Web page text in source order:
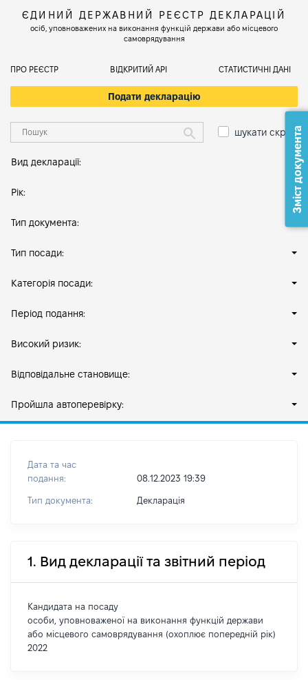
ЄДИНИЙ ДЕРЖАВНИЙ РЕЄСТР ДЕКЛАРАЦІЙ
осіб, уповноважених на виконання функцій держави або місцевого
самоврядування
ПРО РЕЄСТР ВІДКРИТИЙ АРІ СТАТИСТИЧНІ ДАНІ
Подати декларацію
шукати скрізь
Вид декларації:
Рік:
Тип документа:
Тип посади:
Категорія посади:
Період подання:
Високий ризик:
Відповідальне становище:
Пройшла автоперевірку:
Дата та час
подання:
08.12.2023 19:39
Тип документа: Декларація
1. Вид декларації та звітний період
Кандидата на посаду
особи, уповноваженої на виконання функцій держави
або місцевого самоврядування (охоплює попередній рік)
2022
Зміст документа